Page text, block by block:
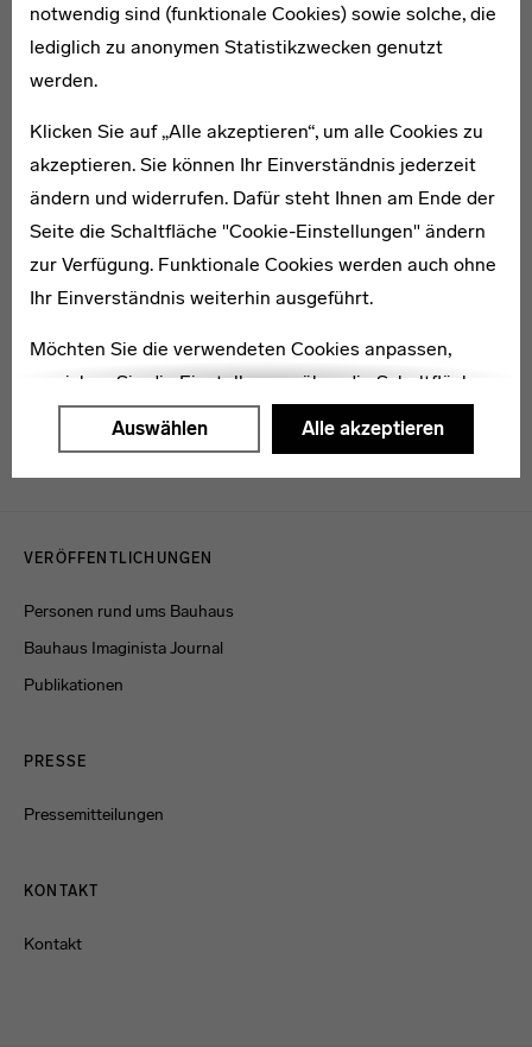
notwendig sind (funktionale Cookies) sowie solche, die
lediglich zu anonymen Statistikzwecken genutzt
werden.
Klicken Sie auf „Alle akzeptieren“, um alle Cookies zu
akzeptieren. Sie können Ihr Einverständnis jederzeit
ändern und widerrufen. Dafür steht Ihnen am Ende der
Seite die Schaltfläche "Cookie-Einstellungen" ändern
zur Verfügung. Funktionale Cookies werden auch ohne
Ihr Einverständnis weiterhin ausgeführt.
Möchten Sie die verwendeten Cookies anpassen,
erreichen Sie die Einstellungen über die Schaltfläche
"Auswählen".
Auswählen Alle akzeptieren
Adolf Georg Benno Cohrs
1908–1993
Josef Lehnen
* 1906
VERÖFFENTLICHUNGEN
Personen rund ums Bauhaus
Bauhaus Imaginista Journal
Publikationen
PRESSE
Pressemitteilungen
KONTAKT
Kontakt